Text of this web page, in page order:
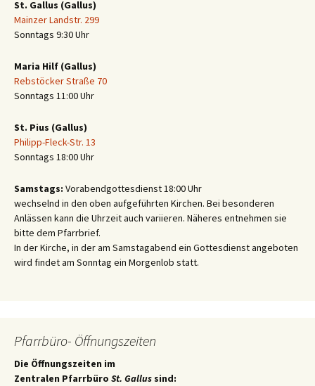
St. Gallus (Gallus)
Mainzer Landstr. 299
Sonntags 9:30 Uhr
Maria Hilf (Gallus)
Rebstöcker Straße 70
Sonntags 11:00 Uhr
St. Pius (Gallus)
Philipp-Fleck-Str. 13
Sonntags 18:00 Uhr
Samstags: Vorabendgottesdienst 18:00 Uhr
wechselnd in den oben aufgeführten Kirchen. Bei besonderen
Anlässen kann die Uhrzeit auch variieren. Näheres entnehmen sie
bitte dem Pfarrbrief.
In der Kirche, in der am Samstagabend ein Gottesdienst angeboten
wird findet am Sonntag ein Morgenlob statt.
Pfarrbüro- Öffnungszeiten
Die Öffnungszeiten im
Zentralen Pfarrbüro St. Gallus sind: